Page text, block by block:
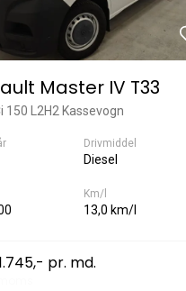
Master IV T33
150 L2H2 Kassevogn
Drivmiddel
Diesel
Km/l
13,0 km/l
pr. md.